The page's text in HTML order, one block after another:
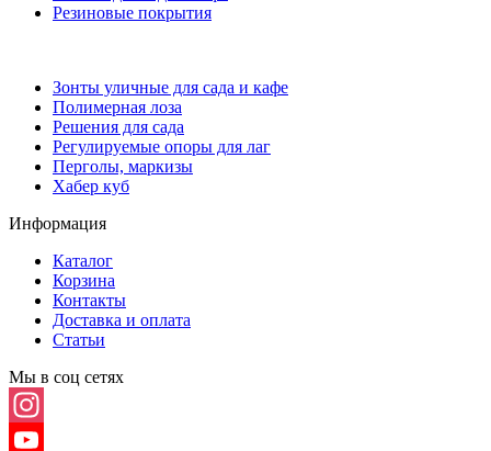
Резиновые покрытия
Зонты уличные для сада и кафе
Полимерная лоза
Решения для сада
Регулируемые опоры для лаг
Перголы, маркизы
Хабер куб
Информация
Каталог
Корзина
Контакты
Доставка и оплата
Статьи
Мы в соц сетях
Instagram